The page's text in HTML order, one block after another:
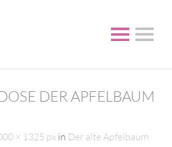
DER APFELBAUM
× 1325 px in Der alte Apfelbaum